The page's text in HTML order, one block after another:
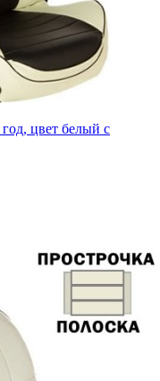
цвет белый с